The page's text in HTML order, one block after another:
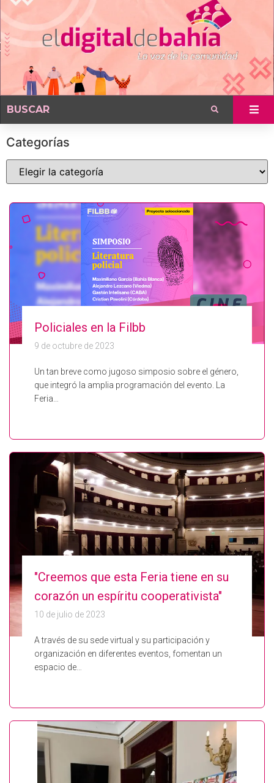
Categorías
Policiales en la Filbb
9 de octubre de 2023
Un tan breve como jugoso simposio sobre el género,
que integró la amplia programación del evento. La
Feria…
"Creemos que esta Feria tiene en su
corazón un espíritu cooperativista"
10 de julio de 2023
A través de su sede virtual y su participación y
organización en diferentes eventos, fomentan un
espacio de…